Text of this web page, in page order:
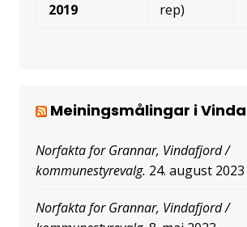
2019
rep)
Meiningsmålingar i
Norfakta for Grannar, Vindafjord /
kommunestyrevalg. 24. august 2023
Norfakta for Grannar, Vindafjord /